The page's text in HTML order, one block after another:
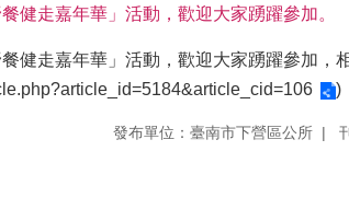
健走嘉年華」活動，歡迎大家踴躍參加。
健走嘉年華」活動，歡迎大家踴躍參加，
)
發布單位：臺南市下營區公所